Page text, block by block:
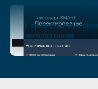
Строительство,
эксплуатация